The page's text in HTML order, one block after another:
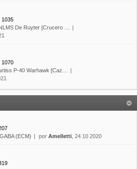
1035
De Ruyter [Crucero …
1070
P-40 Warhawk [Caz…
(ECM) por Amelletti , 24 10 2020